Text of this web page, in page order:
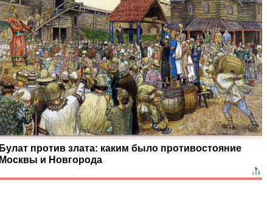
Булат против злата: каким было противостояние
Москвы и Новгорода